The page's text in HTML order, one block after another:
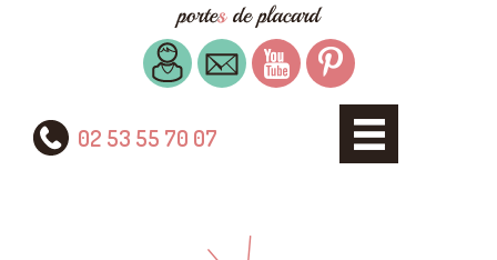
02 53 55 70 07